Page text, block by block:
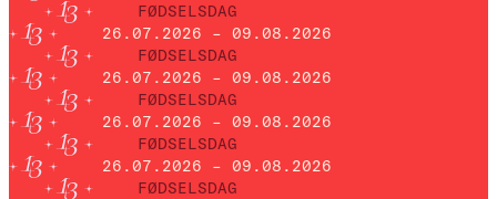
FØDSELSDAG
26.07.2026 – 09.08.2026
FØDSELSDAG
26.07.2026 – 09.08.2026
FØDSELSDAG
26.07.2026 – 09.08.2026
FØDSELSDAG
26.07.2026 – 09.08.2026
FØDSELSDAG